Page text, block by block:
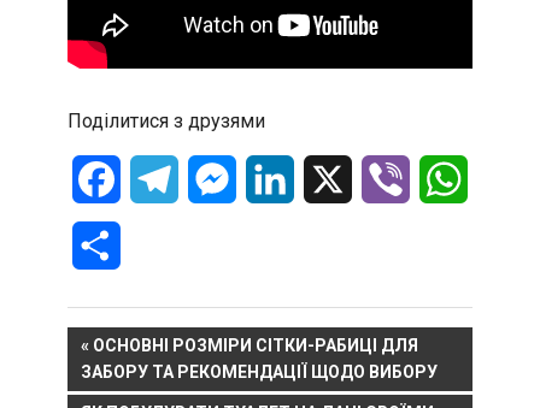
Поділитися з друзями
FacebookTelegramMessenger
LinkedIn Viber
Навигация
по
PREVIOUS
POST:
ОСНОВНІ РОЗМІРИ СІТКИ-РАБИЦІ ДЛЯ
ЗАБОРУ ТА РЕКОМЕНДАЦІЇ ЩОДО ВИБОРУ